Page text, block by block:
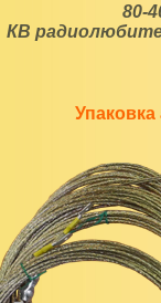
80-
КВ
Упаковка